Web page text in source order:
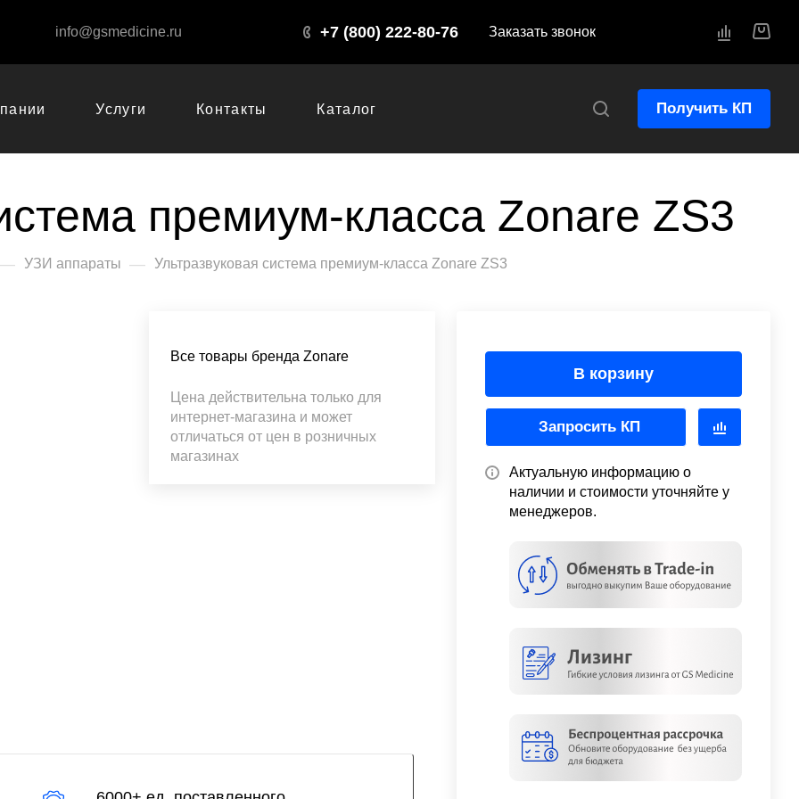
info@gsmedicine.ru +7 (800) 222-80-76 Заказать звонок
Услуги Контакты Каталог Получить КП
премиум-класса Zonare ZS3
— УЗИ аппараты — Ультразвуковая система премиум-класса Zonare ZS3
В корзину
Запросить КП
Актуальную информацию о
наличии и стоимости уточняйте у
менеджеров.
Все товары бренда Zonare
Цена действительна только для
интернет-магазина и может
отличаться от цен в розничных
магазинах